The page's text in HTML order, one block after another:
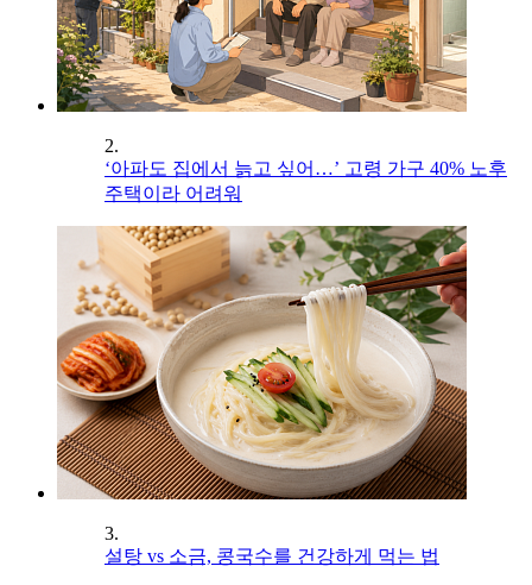
2.
‘아파도 집에서 늙고 싶어…’ 고령 가구 40% 노후
주택이라 어려워
3.
설탕 vs 소금, 콩국수를 건강하게 먹는 법